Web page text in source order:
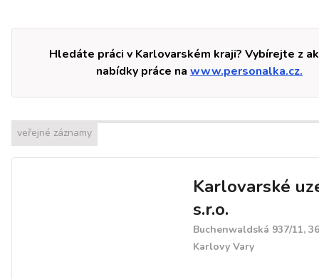
Hledáte práci v Karlovarském kraji? Vybírejte z
nabídky práce na www.personalka.cz.
veřejné záznamy
Karlovarské
s.r.o.
Buchenwaldská 937/11,
Karlovy Vary